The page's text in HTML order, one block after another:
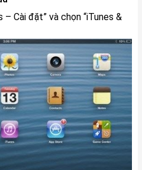
– Cài đặt” và chọn “iTunes &